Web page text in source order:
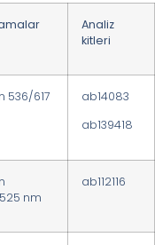
Analiz
kitleri
536/617
ab14083
ab139418
nm
ab112116